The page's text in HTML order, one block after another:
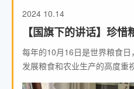
2024 10.14
【国旗下的讲话】珍
每年的10月16日是世界粮食
发展粮食和农业生产的高度重
传周，今年国家粮食和物资储